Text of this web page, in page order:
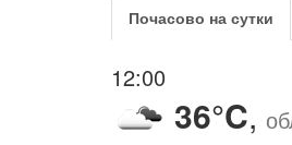
Почасово на сутки
12:00
36°C,